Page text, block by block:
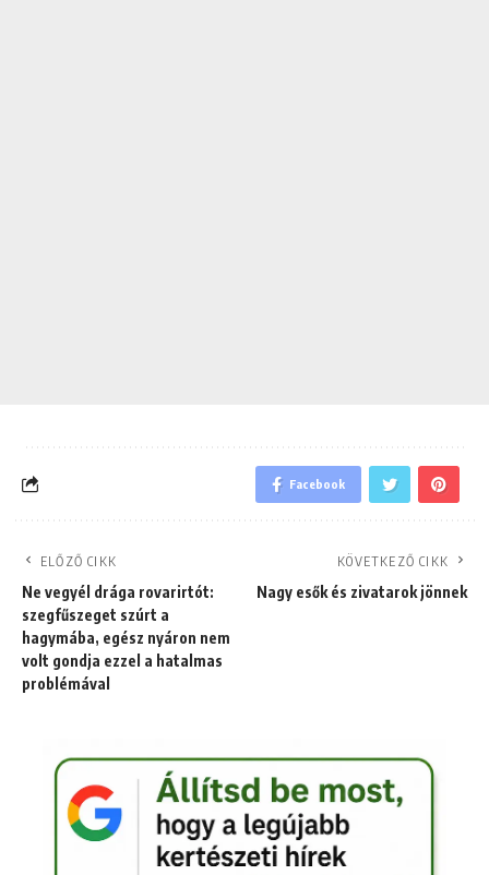
Facebook
ELŐZŐ CIKK
Ne vegyél drága rovarirtót:
szegfűszeget szúrt a
hagymába, egész nyáron nem
volt gondja ezzel a hatalmas
problémával
KÖVETKEZŐ CIKK
Nagy esők és zivatarok jönnek